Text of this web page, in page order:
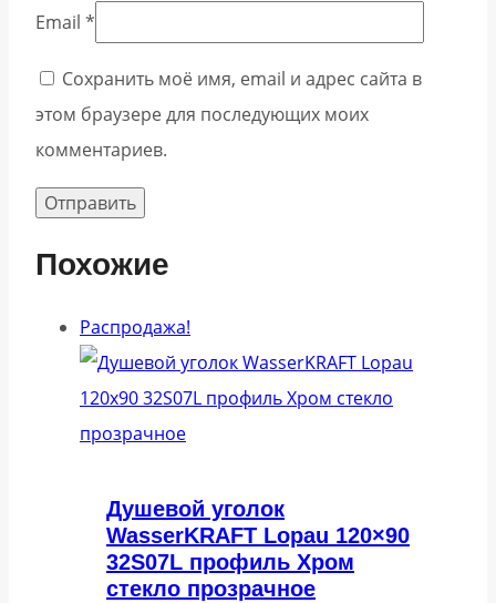
Email *
Сохранить моё имя, email и адрес сайта в
этом браузере для последующих моих
комментариев.
Похожие
Распродажа!
Душевой уголок
WasserKRAFT Lopau 120×90
32S07L профиль Хром
стекло прозрачное